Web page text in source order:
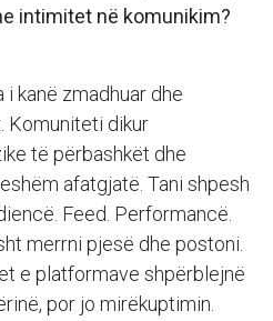
intimitet në komunikim?
kanë zmadhuar dhe
Komuniteti dikur
të përbashkët dhe
afatgjatë. Tani shpesh
Feed. Performancë.
merrni pjesë dhe postoni.
e platformave shpërblejnë
por jo mirëkuptimin.